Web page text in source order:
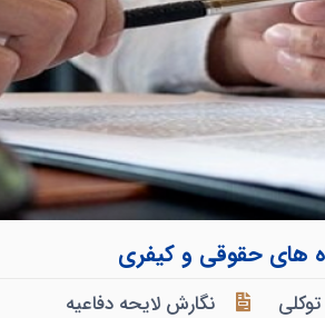
های حقوقی و کیفری
نگارش لایحه دفاعیه